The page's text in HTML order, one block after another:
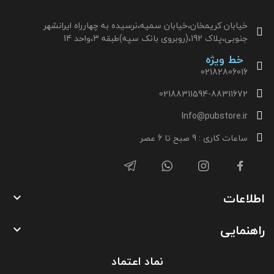
خیابان کریمخان،خیابان سمیه،نرسیده به چهارراه ایرانشهر
جنوبی،پلاک 192،(روبروی بانک سپه)طبقه 3،واحد 14
خط ویژه
02182806016
02188311594-88311672
Info@pubstore.ir
ساعات کاری : 9 صبح تا 6 عصر
اطلاعات 
راهنمایی 
نماد اعتماد